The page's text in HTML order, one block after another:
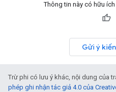
Thông tin này có hữu
Gửi ý
Trừ phi có lưu ý khác, nội dung của
phép ghi nhận tác giả 4.0 của